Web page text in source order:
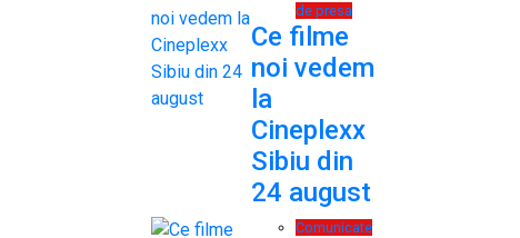
de presa
Ce filme
noi vedem
la
Cineplexx
Sibiu din
24 august
Comunicate